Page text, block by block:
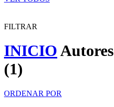
FILTRAR
INICIOAutores
(1)
ORDENAR POR